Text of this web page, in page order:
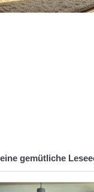
gemütliche